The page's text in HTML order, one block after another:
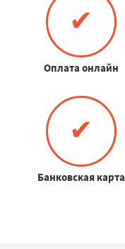
✔
Оплата онлайн
✔
Банковская карта